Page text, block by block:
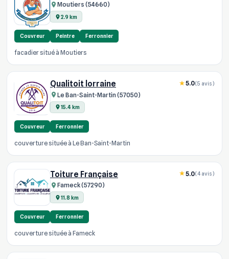
Moutiers (54660)
2.9 km
Couvreur Peintre Ferronnier
facadier situé à Moutiers
Qualitoit lorraine
Le Ban-Saint-Martin (57050)
15.4 km
5.0(5 avis)
Couvreur Ferronnier
couverture située à Le Ban-Saint-Martin
Toiture Française
Fameck (57290)
11.8 km
5.0(4 avis)
Couvreur Ferronnier
couverture située à Fameck